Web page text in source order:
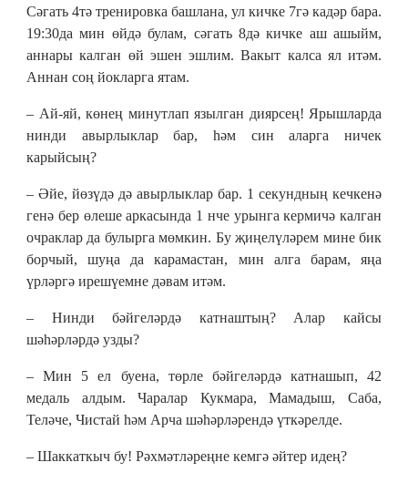
Сәгать 4тә тренировка башлана, ул кичке 7гә кадәр бара.
19:30да мин өйдә булам, сәгать 8дә кичке аш ашыйм,
аннары калган өй эшен эшлим. Вакыт калса ял итәм.
Аннан соң йокларга ятам.
– Ай-яй, көнең минутлап язылган диярсең! Ярышларда
нинди авырлыклар бар, һәм син аларга ничек
карыйсың?
– Әйе, йөзүдә дә авырлыклар бар. 1 секундның кечкенә
генә бер өлеше аркасында 1 нче урынга кермичә калган
очраклар да булырга мөмкин. Бу җиңелүләрем мине бик
борчый, шуңа да карамастан, мин алга барам, яңа
үрләргә ирешүемне дәвам итәм.
– Нинди бәйгеләрдә катнаштың? Алар кайсы
шәһәрләрдә узды?
– Мин 5 ел буена, төрле бәйгеләрдә катнашып, 42
медаль алдым. Чаралар Кукмара, Мамадыш, Саба,
Теләче, Чистай һәм Арча шәһәрләрендә үткәрелде.
– Шаккаткыч бу! Рәхмәтләреңне кемгә әйтер идең?